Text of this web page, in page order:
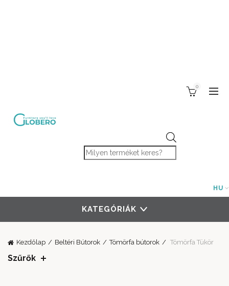
Products search
0
HU
KATEGÓRIÁK
Kezdőlap Beltéri Bútorok Tömörfa bútorok Tömörfa Tükör
Szűrők